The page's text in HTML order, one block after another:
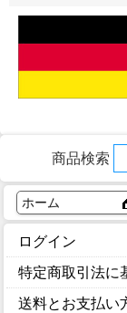
商品検索
ホーム
ログイン
特定商取引法に
送料とお支払い